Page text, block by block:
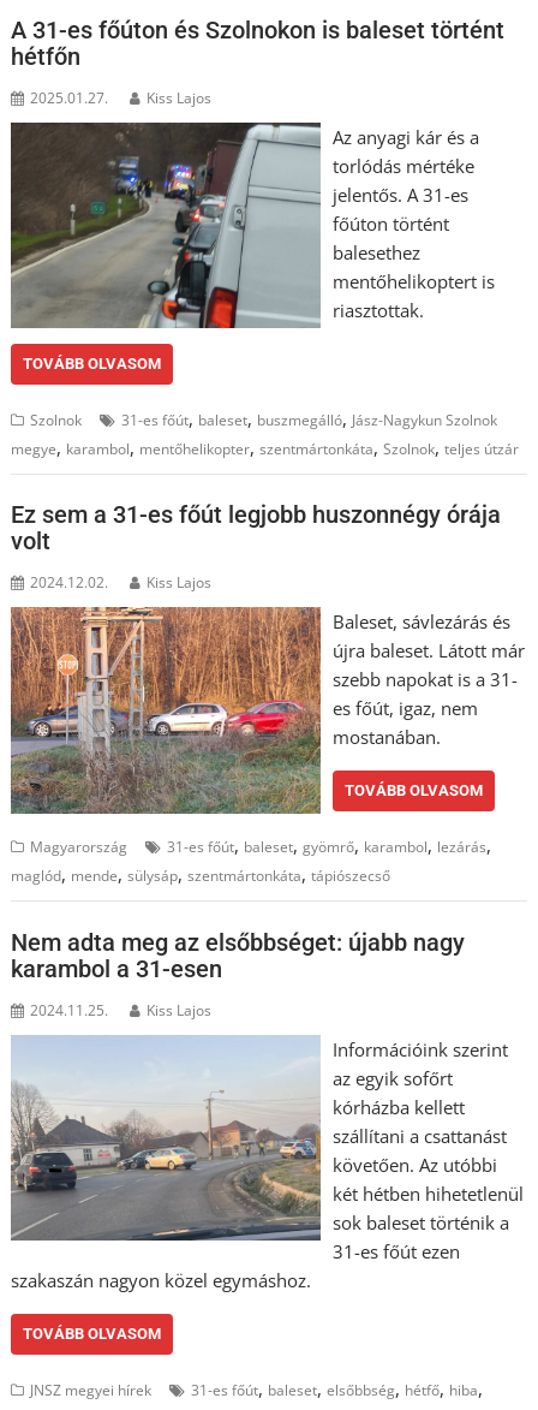
A 31-es főúton és Szolnokon is baleset történt
hétfőn
2025.01.27. Kiss Lajos
Az anyagi kár és a
torlódás mértéke
jelentős. A 31-es
főúton történt
balesethez
mentőhelikoptert is
riasztottak.
TOVÁBB OLVASOM
Szolnok 31-es főút, baleset, buszmegálló, Jász-Nagykun Szolnok
megye, karambol, mentőhelikopter,szentmártonkáta,Szolnok,teljes útzár
Ez sem a 31-es főút legjobb huszonnégy órája
volt
2024.12.02. Kiss Lajos
Baleset, sávlezárás és
újra baleset. Látott már
szebb napokat is a 31-
es főút, igaz, nem
mostanában.
TOVÁBB OLVASOM
Magyarország 31-es főút, baleset,gyömrő, karambol, lezárás,
maglód, mende,sülysáp,szentmártonkáta,tápiószecső
Nem adta meg az elsőbbséget: újabb nagy
karambol a 31-esen
2024.11.25. Kiss Lajos
Információink szerint
az egyik sofőrt
kórházba kellett
szállítani a csattanást
követően. Az utóbbi
két hétben hihetetlenül
sok baleset történik a
31-es főút ezen
szakaszán nagyon közel egymáshoz.
TOVÁBB OLVASOM
JNSZ megyei hírek 31-es főút, baleset,elsőbbség, hétfő, hiba,